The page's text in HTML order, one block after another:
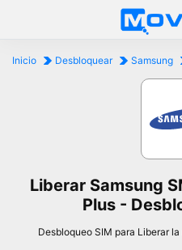
Inicio Desbloquear Samsung
Liberar Samsung
Plus -
Desbloqueo SIM para Liberar